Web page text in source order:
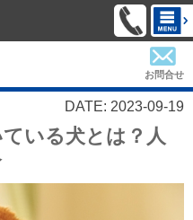
お問合せ
DATE: 2023-09-19
いる犬とは？人